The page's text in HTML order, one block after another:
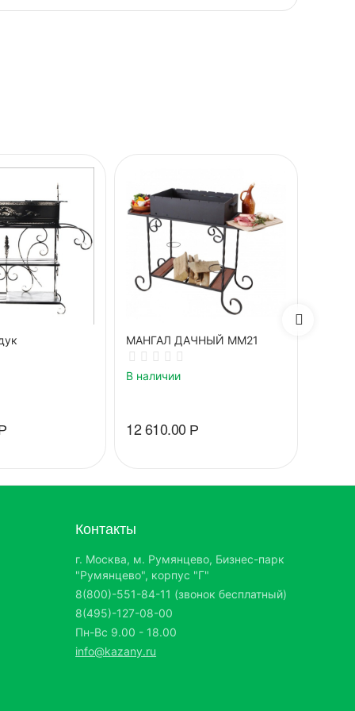
МАНГАЛ ДАЧНЫЙ ММ21
В наличии
12 610.00 Р
Контакты
г. Москва, м. Румянцево, Бизнес-парк
"Румянцево", корпус "Г"
8(800)-551-84-11 (звонок бесплатный)
8(495)-127-08-00
Пн-Вс 9.00 - 18.00
info@kazany.ru